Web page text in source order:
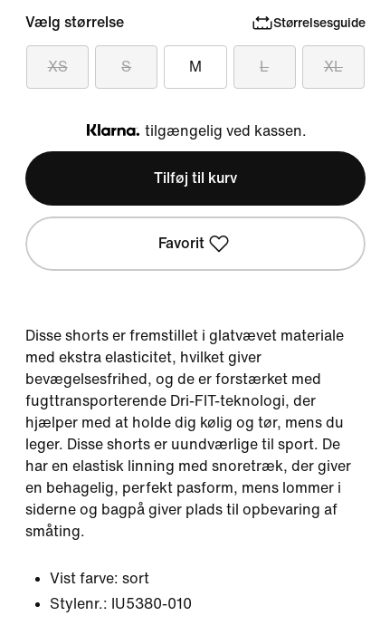
Vælg størrelse Størrelsesguide
XS S M L XL
Klarna
tilgængelig ved kassen.
Tilføj til kurv
Favorit
Disse shorts er fremstillet i glatvævet materiale
med ekstra elasticitet, hvilket giver
bevægelsesfrihed, og de er forstærket med
fugttransporterende Dri-FIT-teknologi, der
hjælper med at holde dig kølig og tør, mens du
leger. Disse shorts er uundværlige til sport. De
har en elastisk linning med snoretræk, der giver
en behagelig, perfekt pasform, mens lommer i
siderne og bagpå giver plads til opbevaring af
småting.
Vist farve: sort
Stylenr.: IU5380-010